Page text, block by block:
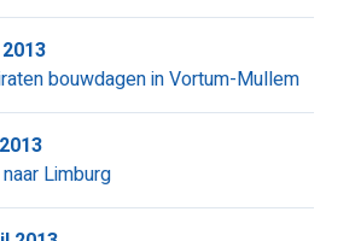
bouwdagen in Vortum-Mullem
Limburg